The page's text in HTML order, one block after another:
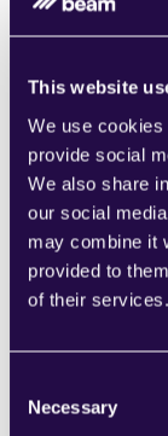
This website
We use
provide social
We also share
our social
may combine it
provided to
of their services.
Selection
Necessary